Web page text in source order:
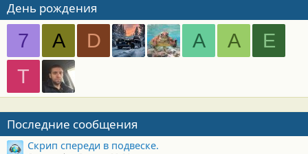
День рождения
7 A D А А
Е
Т
Последние сообщения
Скрип спереди в подвеске.